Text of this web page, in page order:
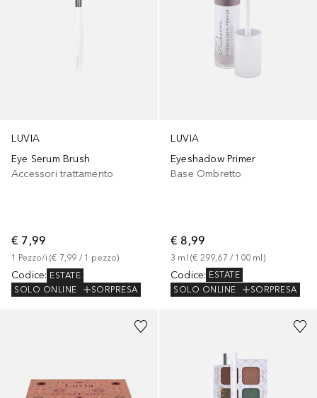
LUVIA
Eye Serum Brush
Accessori trattamento
€ 7,99
1 Pezzo/i (€ 7,99 / 1 pezzo)
Codice: ESTATE
SOLO ONLINE
SORPRESA
LUVIA
Eyeshadow Primer
Base Ombretto
€ 8,99
3 ml (€ 299,67 / 100 ml)
Codice: ESTATE
SOLO ONLINE
SORPRESA